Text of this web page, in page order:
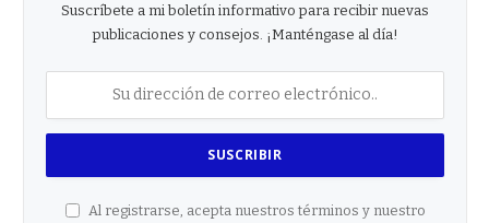
Suscríbete a mi boletín informativo para recibir nuevas
publicaciones y consejos. ¡Manténgase al día!
Al registrarse, acepta nuestros términos y nuestro